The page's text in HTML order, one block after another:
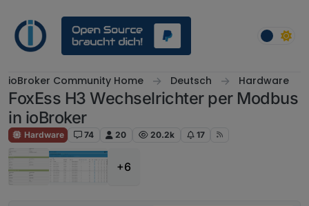
ioBroker Community Home Deutsch Hardware
FoxEss H3 Wechselrichter per Modbus
in ioBroker
Hardware 74 20 20.2k 17
+6